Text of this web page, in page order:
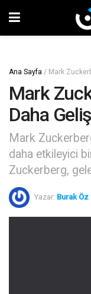
Ana Sayfa / Mark
Mark
Daha
Mark
daha etkileyici
Zuckerberg,
Yazar: Burak Öz